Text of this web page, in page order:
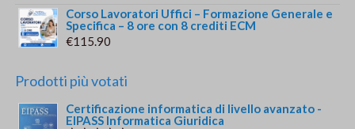
Corso Lavoratori Uffici – Formazione Generale e
Specifica – 8 ore con 8 crediti ECM
€115.90
Prodotti più votati
Certificazione informatica di livello avanzato -
EIPASS Informatica Giuridica